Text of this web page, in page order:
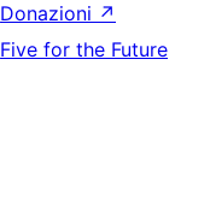
Donazioni ↗
Five for the Future